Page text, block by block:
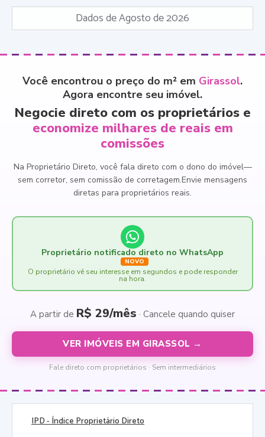
Dados de Agosto de 2026
Você encontrou o preço do m² em Girassol.
Agora encontre seu imóvel.
Negocie direto com os proprietários e
economize milhares de reais em
comissões
Na Proprietário Direto, você fala direto com o dono do imóvel—
sem corretor, sem comissão de corretagem.Envie mensagens
diretas para proprietários reais.
Proprietário notificado direto no WhatsApp
NOVO
O proprietário vê seu interesse em segundos e pode responder
na hora.
A partir de R$ 29/mês · Cancele quando quiser
VER IMÓVEIS EM GIRASSOL →
Fale direto com proprietários · Sem intermediários
IPD- Índice Proprietário Direto